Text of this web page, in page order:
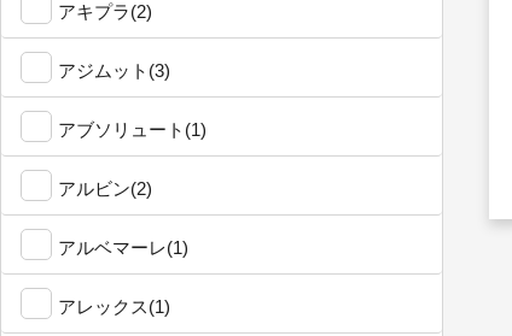
アキプラ(2)
アジムット(3)
アブソリュート(1)
アルビン(2)
アルベマーレ(1)
アレックス(1)